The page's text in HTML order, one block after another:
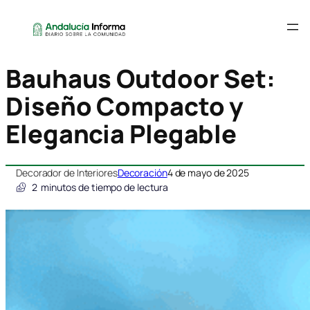
Bauhaus Outdoor Set:
Diseño Compacto y
Elegancia Plegable
Decorador de InterioresDecoración4 de mayo de 2025
2 minutos de tiempo de lectura